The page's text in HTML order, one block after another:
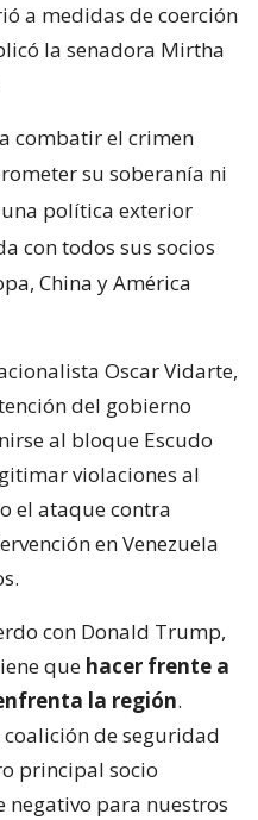
a medidas de coerción
la senadora Mirtha
combatir el crimen
su soberanía ni
política exterior
con todos sus socios
China y América
Oscar Vidarte,
del gobierno
al bloque Escudo
violaciones al
el ataque contra
en Venezuela
con Donald Trump,
que hacer frente a
la región.
coalición de seguridad
principal socio
negativo para nuestros